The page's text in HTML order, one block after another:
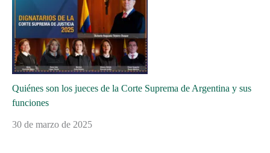
Quiénes son los jueces de la Corte Suprema de Argentina y sus
funciones
30 de marzo de 2025